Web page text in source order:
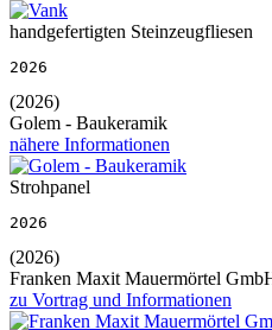
handgefertigten Steinzeugfliesen
2026
(2026)
Golem - Baukeramik
nähere Informationen
Strohpanel
2026
(2026)
Franken Maxit Mauermörtel
zu Vortrag und Informationen